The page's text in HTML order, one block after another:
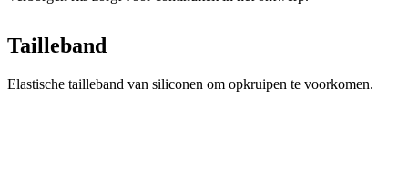
Tailleband
Elastische tailleband van siliconen om opkruipen te voorkomen.